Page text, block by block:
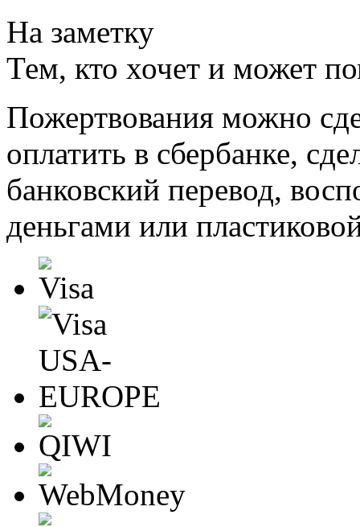
На заметку
Тем, кто хочет и может
Пожертвования можно
оплатить в сбербанке,
банковский перевод,
деньгами или